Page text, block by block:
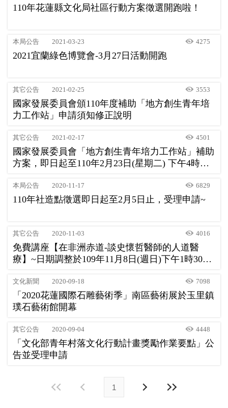
110年花蓮縣文化局社區行動方案徵選開跑啦！
本局公告 2021-03-23 4275
2021宜蘭綠色博覽會-3月27日活動開跑
其它公告 2021-02-25 3553
國家發展委員會頒110年度補助「地方創生青年培
力工作站」申請須知修正說明
其它公告 2021-02-17 4501
國家發展委員會「地方創生青年培力工作站」補助
方案，即日起至110年2月23日(星期二) 下午4時止
本局公告 2020-11-17 6829
110年社造點徵選即日起至2月5日止，受理申請~
其它公告 2020-11-03 4016
免費講座【在非洲赤道-談史懷哲醫師的人道醫
療】~日期調整於109年11月8日(週日)下午1時30分
文化新聞 2020-09-18 7098
「2020花蓮國際石雕藝術季」南區藝術展於玉里鎮
璞石藝術館開幕
其它公告 2020-09-04 4448
「文化部青年村落文化行動計畫獎勵作業要點」公
告並受理申請
1